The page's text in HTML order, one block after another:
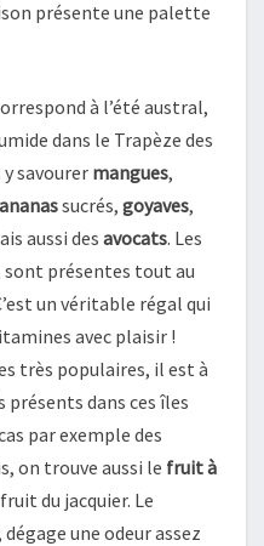
présente une palette
à l’été austral,
dans le Trapèze des
savourer mangues,
ananassucrés, goyaves,
aussi des avocats. Les
sont présentes tout au
un véritable régal qui
avec plaisir !
très populaires, il est à
dans ces îles
par exemple des
on trouve aussi le fruit à
du jacquier. Le
une odeur assez